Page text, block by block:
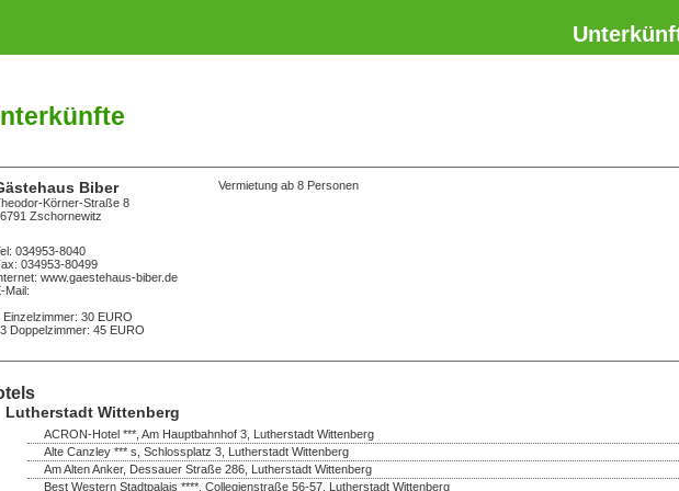
Biber
Körner-Straße 8
Zschornewitz
Vermietung ab 8 Personen
034953-8040
034953-80499
www.gaestehaus-biber.de
Mail:
Einzelzimmer: 30 EURO
Doppelzimmer: 45 EURO
Lutherstadt Wittenberg
ACRON-Hotel ***, Am Hauptbahnhof 3, Lutherstadt Wittenberg
Alte Canzley *** s, Schlossplatz 3, Lutherstadt Wittenberg
Am Alten Anker, Dessauer Straße 286, Lutherstadt Wittenberg
Best Western Stadtpalais ****, Collegienstraße 56-57, Lutherstadt Wittenberg